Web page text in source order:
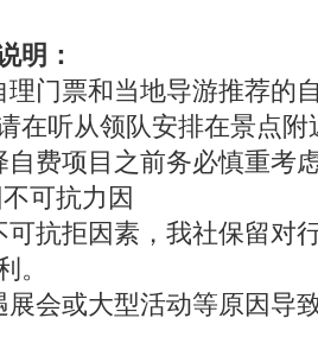
：
票和当地导游推荐的
在听从领队安排在景点附
项目之前务必慎重考
可抗力因
拒因素，我社保留对
。
或大型活动等原因导